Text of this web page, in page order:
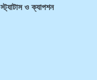
ও ক্যাপশন